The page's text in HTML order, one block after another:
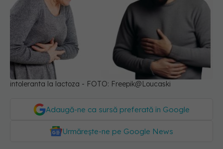
intoleranta la lactoza - FOTO: Freepik@Loucaski
Adaugă-ne ca sursă preferată în Google
Urmărește-ne pe Google News